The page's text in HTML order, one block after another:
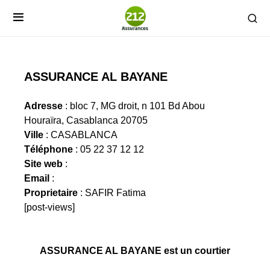
ASSURANCE AL BAYANE
Adresse : bloc 7, MG droit, n 101 Bd Abou
Houraïra, Casablanca 20705
Ville : CASABLANCA
Téléphone : 05 22 37 12 12
Site web :
Email :
Proprietaire : SAFIR Fatima
[post-views]
ASSURANCE AL BAYANE est un courtier